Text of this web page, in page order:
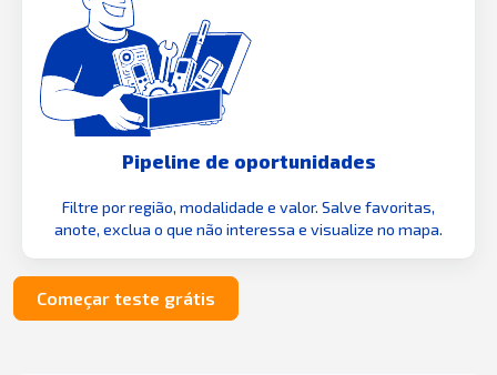
Pipeline de oportunidades
Filtre por região, modalidade e valor. Salve favoritas,
anote, exclua o que não interessa e visualize no mapa.
Começar teste grátis